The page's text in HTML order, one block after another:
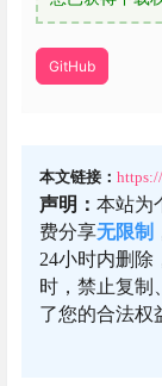
GitHub
本文链接：
声明： 本站为
费分享无限制
24小时内删除
时，禁止复制
了您的合法权